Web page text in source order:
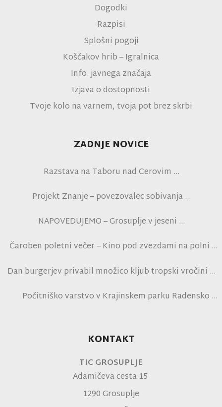
Dogodki
Razpisi
Splošni pogoji
Koščakov hrib – Igralnica
Info. javnega značaja
Izjava o dostopnosti
Tvoje kolo na varnem, tvoja pot brez skrbi
ZADNJE NOVICE
Razstava na Taboru nad Cerovim
Projekt Znanje – povezovalec sobivanja
NAPOVEDUJEMO – Grosuplje v jeseni
Čaroben poletni večer – Kino pod zvezdami na polni
Dan burgerjev privabil množico kljub tropski vročini
Počitniško varstvo v Krajinskem parku Radensko
KONTAKT
TIC GROSUPLJE
Adamičeva cesta 15
1290 Grosuplje